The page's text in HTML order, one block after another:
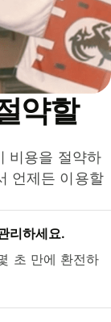
약할
비용을 절약하
언제든 이용할
리하세요.
초 만에 환전하